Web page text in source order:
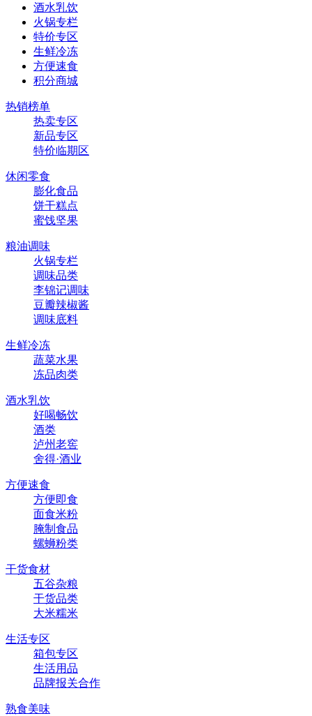
酒水乳饮
火锅专栏
特价专区
生鲜冷冻
方便速食
积分商城
热销榜单
热卖专区
新品专区
特价临期区
休闲零食
膨化食品
饼干糕点
蜜饯坚果
粮油调味
火锅专栏
调味品类
李锦记调味
豆瓣辣椒酱
调味底料
生鲜冷冻
蔬菜水果
冻品肉类
酒水乳饮
好喝畅饮
酒类
泸州老窖
舍得·酒业
方便速食
方便即食
面食米粉
腌制食品
螺蛳粉类
干货食材
五谷杂粮
干货品类
大米糯米
生活专区
箱包专区
生活用品
品牌报关合作
熟食美味